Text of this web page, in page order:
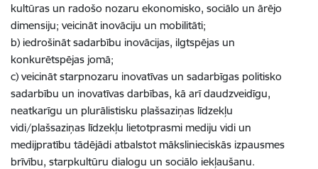
kultūras un radošo nozaru ekonomisko, sociālo un ārējo
dimensiju; veicināt inovāciju un mobilitāti;
b) iedrošināt sadarbību inovācijas, ilgtspējas un
konkurētspējas jomā;
c) veicināt starpnozaru inovatīvas un sadarbīgas politisko
sadarbību un inovatīvas darbības, kā arī daudzveidīgu,
neatkarīgu un plurālistisku plašsaziņas līdzekļu
vidi/plašsaziņas līdzekļu lietotprasmi mediju vidi un
medijpratību tādējādi atbalstot mākslinieciskās izpausmes
brīvību, starpkultūru dialogu un sociālo iekļaušanu.